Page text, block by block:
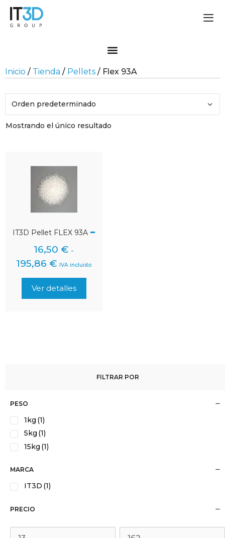
Inicio / Tienda / Pellets / Flex 93A
Mostrando el único resultado
IT3D Pellet FLEX 93A
16,50 € -
195,86 € IVA incluido
Ver detalles
FILTRAR POR
PESO
1kg (1)
5kg (1)
15kg (1)
MARCA
IT3D (1)
PRECIO